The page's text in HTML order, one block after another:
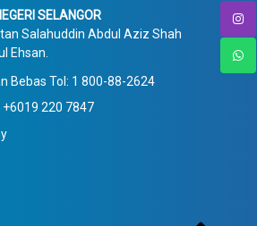
SELANGOR
Salahuddin Abdul Aziz Shah
Ehsan.
Bebas Tol: 1 800-88-2624
220 7847